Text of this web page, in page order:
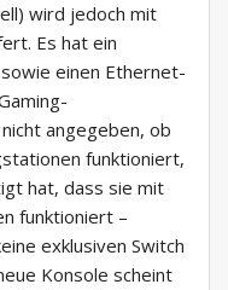
wird jedoch mit
Es hat ein
einen Ethernet-
angegeben, ob
funktioniert,
hat, dass sie mit
funktioniert –
exklusiven Switch
Konsole scheint